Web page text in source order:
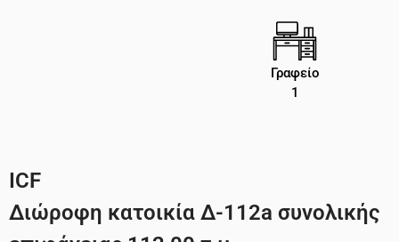
Γραφείο
1
ICF
Διώροφη κατοικία Δ-112a συνολικής